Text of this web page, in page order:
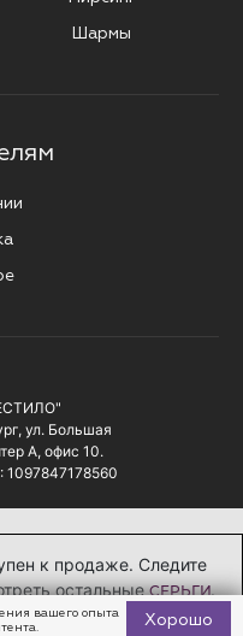
к продаже. Следите
остальныеСЕРЬГИ.
Шармы
ул. Большая
А, офис 10.
защищены
вашего опыта
Хорошо